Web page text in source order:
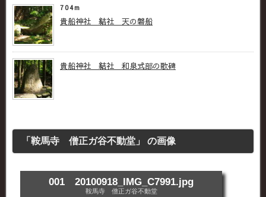
704m
貴船神社 結社 天の磐船
貴船神社 結社 和泉式部の歌碑
「鞍馬寺 僧正ガ谷不動堂」 の画像
001 20100918_IMG_C7991.jpg
鞍馬寺 僧正ガ谷不動堂